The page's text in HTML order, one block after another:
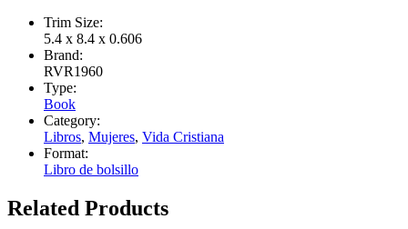
Trim Size:
5.4 x 8.4 x 0.606
Brand:
RVR1960
Type:
Book
Category:
Libros, Mujeres, Vida Cristiana
Format:
Libro de bolsillo
Related Products